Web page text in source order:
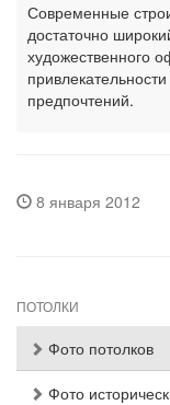
Современные
достаточно
художественного
предпочтений.
8 января 2012
ПОТОЛКИ
Фото потолков
Фото